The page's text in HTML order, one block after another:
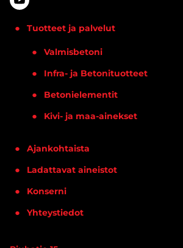
Tuotteet ja palvelut
Valmisbetoni
Infra- ja Betonituotteet
Betonielementit
Kivi- ja maa-ainekset
Ajankohtaista
Ladattavat aineistot
Konserni
Yhteystiedot